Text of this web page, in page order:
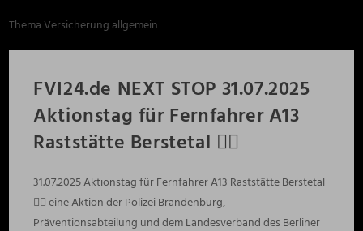
Thema Versicherung allgemein
FVI24.de NEXT STOP 31.07.2025
Aktionstag für Fernfahrer A13
Raststätte Berstetal ✌🏻
31.07.2025 Aktionstag für Fernfahrer A13 Raststätte Berstetal
✌🏻 eine Aktion der Polizei Brandenburg,
Präventionsabteilung und dem Landesverband des Berliner